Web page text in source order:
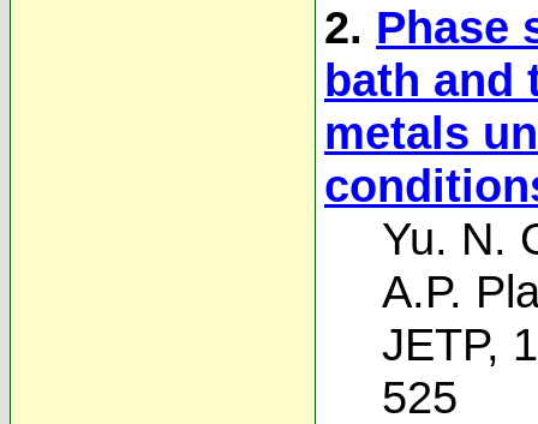
2. Phase
bath and
metals
Yu. N.
A.P.
JETP,
525